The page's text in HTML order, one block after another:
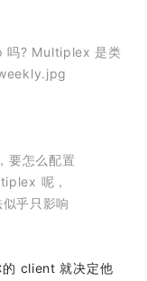
吗? Multiplex 是类
要怎么配置
呢，
乎只影响
client 就决定他